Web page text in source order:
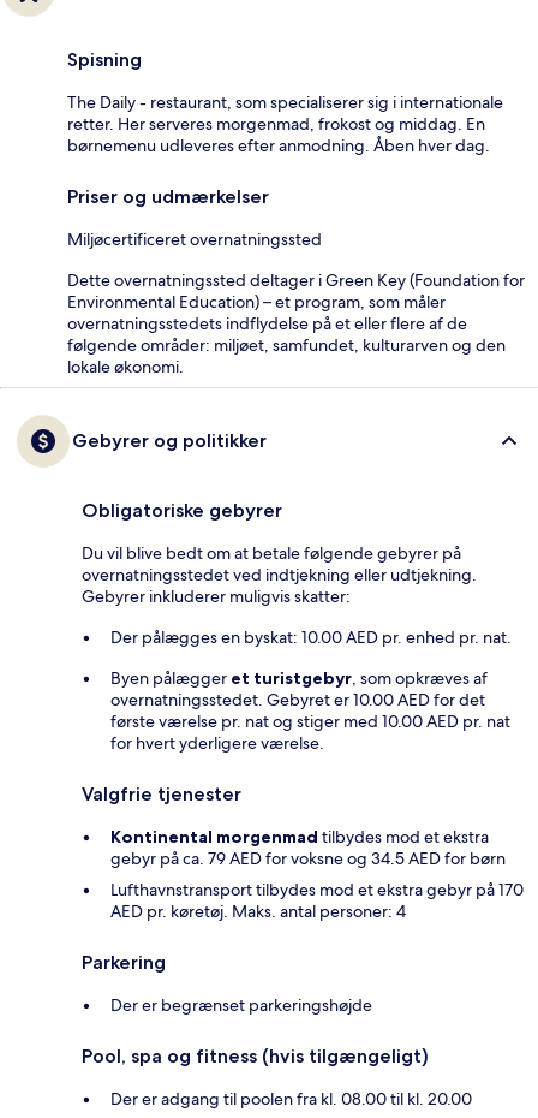
Spisning
The Daily - restaurant, som specialiserer sig i internationale
retter. Her serveres morgenmad, frokost og middag. En
børnemenu udleveres efter anmodning. Åben hver dag.
Priser og udmærkelser
Miljøcertificeret overnatningssted
Dette overnatningssted deltager i Green Key (Foundation for
Environmental Education) – et program, som måler
overnatningsstedets indflydelse på et eller flere af de
følgende områder: miljøet, samfundet, kulturarven og den
lokale økonomi.
Gebyrer og politikker
Obligatoriske gebyrer
Du vil blive bedt om at betale følgende gebyrer på
overnatningsstedet ved indtjekning eller udtjekning.
Gebyrer inkluderer muligvis skatter:
Der pålægges en byskat: 10.00 AED pr. enhed pr. nat.
Byen pålægger et turistgebyr, som opkræves af
overnatningsstedet. Gebyret er 10.00 AED for det
første værelse pr. nat og stiger med 10.00 AED pr. nat
for hvert yderligere værelse.
Valgfrie tjenester
Kontinental morgenmad tilbydes mod et ekstra
gebyr på ca. 79 AED for voksne og 34.5 AED for børn
Lufthavnstransport tilbydes mod et ekstra gebyr på 170
AED pr. køretøj. Maks. antal personer: 4
Parkering
Der er begrænset parkeringshøjde
Pool, spa og fitness (hvis tilgængeligt)
Der er adgang til poolen fra kl. 08.00 til kl. 20.00